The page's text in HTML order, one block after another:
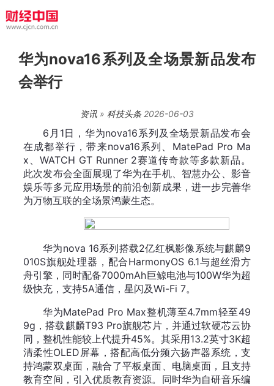
华为nova16系列及全场景新品发布
会举行
资讯 » 科技头条2026-06-03
6月1日，华为nova16系列及全场景新品发布会
在成都举行，带来nova16系列、MatePad Pro Ma
x、WATCH GT Runner 2赛道传奇款等多款新品。
此次发布会全面展现了华为在手机、智慧办公、影音
娱乐等多元应用场景的前沿创新成果，进一步完善华
为万物互联的全场景鸿蒙生态。
华为nova 16系列搭载2亿红枫影像系统与麒麟9
010S旗舰处理器，配合HarmonyOS 6.1与超丝滑方
舟引擎，同时配备7000mAh巨鲸电池与100W华为超
级快充，支持5A通信，星闪及Wi-Fi 7。
华为MatePad Pro Max整机薄至4.7mm轻至49
9g，搭载麒麟T93 Pro旗舰芯片，并通过软硬芯云协
同，整机性能较上代提升45%。其采用13.2英寸3K超
清柔性OLED屏幕，搭配高低分频六扬声器系统，支
持鸿蒙双桌面，融合了平板桌面、电脑桌面，且支持
教育空间，引入优质教育资源。同时华为自研音乐编